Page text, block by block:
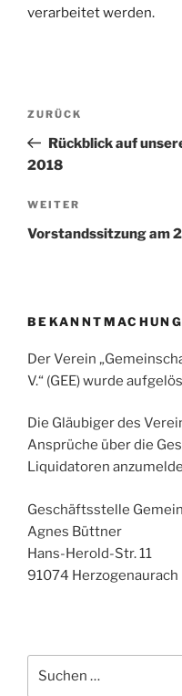
verarbeitet werden.
Beitragsnavigation
Vorheriger
Beitrag
ZURÜCK
Rückblick auf
2018
Nächster
Beitrag
WEITER
Vorstandssitzung am
BEKANNTMACHUNG
Der Verein
V.“ (GEE) wurde
Die Gläubiger des
Ansprüche über die
Liquidatoren
Geschäftsstelle
Agnes Büttner
Hans-Herold-Str. 11
91074 Herzogenaurach
nach: